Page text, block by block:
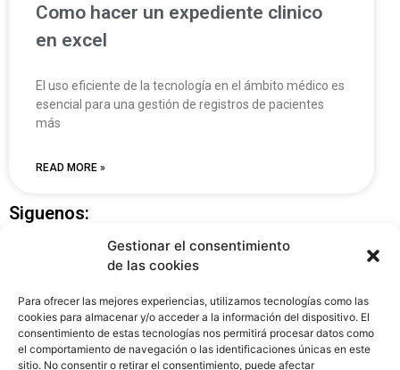
Gestionar el consentimiento
de las cookies
Para ofrecer las mejores experiencias, utilizamos tecnologías como las
cookies para almacenar y/o acceder a la información del dispositivo. El
consentimiento de estas tecnologías nos permitirá procesar datos como
el comportamiento de navegación o las identificaciones únicas en este
sitio. No consentir o retirar el consentimiento, puede afectar
Como hacer un expediente clinico
en excel
El uso eficiente de la tecnología en el ámbito médico es
esencial para una gestión de registros de pacientes
más
READ MORE »
Siguenos: